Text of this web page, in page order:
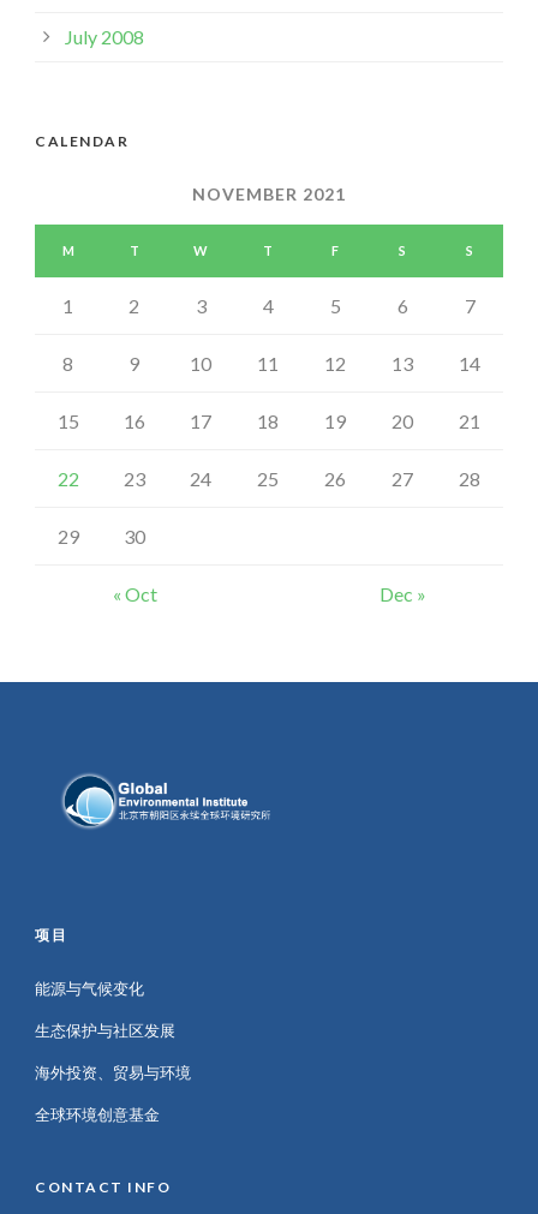
July 2008
CALENDAR
NOVEMBER 2021
M T W T F S S
« Oct Dec »
1 2 3 4 5 6 7
8 9 10 11 12 13 14
15 16 17 18 19 20 21
22 23 24 25 26 27 28
29 30
项目
能源与气候变化
生态保护与社区发展
海外投资、贸易与环境
全球环境创意基金
CONTACT INFO